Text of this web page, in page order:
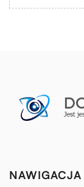
NAWIGACJA